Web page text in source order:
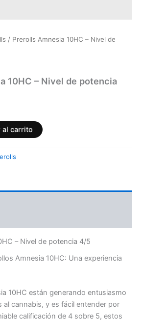
/ Prerolls Amnesia 10HC – Nivel de
10HC – Nivel de potencia
al carrito
– Nivel de potencia 4/5
Amnesia 10HC: Una experiencia
10HC están generando entusiasmo
al cannabis, y es fácil entender por
calificación de 4 sobre 5, estos